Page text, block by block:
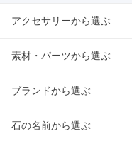
アクセサリーから選ぶ
素材・パーツから選ぶ
ブランドから選ぶ
石の名前から選ぶ